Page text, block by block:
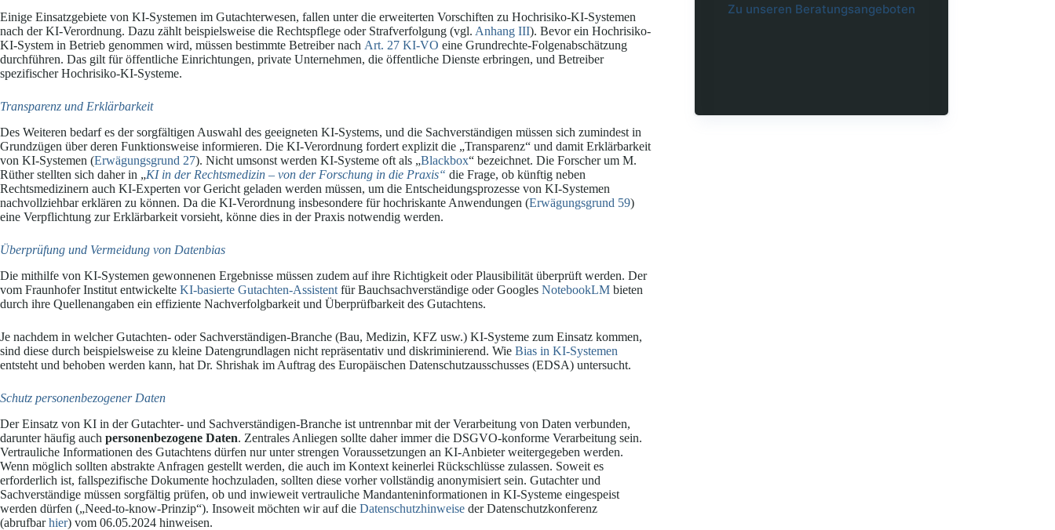
Einige Einsatzgebiete von KI-Systemen im Gutachterwesen, fallen unter die erweiterten Vorschiften zu Hochrisiko-KI-Systemen
nach der KI-Verordnung. Dazu zählt beispielsweise die Rechtspflege oder Strafverfolgung (vgl. Anhang III). Bevor ein Hochrisiko-
KI-System in Betrieb genommen wird, müssen bestimmte Betreiber nach Art. 27 KI-VO eine Grundrechte-Folgenabschätzung
durchführen. Das gilt für öffentliche Einrichtungen, private Unternehmen, die öffentliche Dienste erbringen, und Betreiber
spezifischer Hochrisiko-KI-Systeme.
Transparenz und Erklärbarkeit
Des Weiteren bedarf es der sorgfältigen Auswahl des geeigneten KI-Systems, und die Sachverständigen müssen sich zumindest in
Grundzügen über deren Funktionsweise informieren. Die KI-Verordnung fordert explizit die „Transparenz“ und damit Erklärbarkeit
von KI-Systemen (Erwägungsgrund 27). Nicht umsonst werden KI-Systeme oft als „Blackbox“ bezeichnet. Die Forscher um M.
Rüther stellten sich daher in „KI in der Rechtsmedizin – von der Forschung in die Praxis“ die Frage, ob künftig neben
Rechtsmedizinern auch KI-Experten vor Gericht geladen werden müssen, um die Entscheidungsprozesse von KI-Systemen
nachvollziehbar erklären zu können. Da die KI-Verordnung insbesondere für hochriskante Anwendungen (Erwägungsgrund 59)
eine Verpflichtung zur Erklärbarkeit vorsieht, könne dies in der Praxis notwendig werden.
Überprüfung und Vermeidung von Datenbias
Die mithilfe von KI-Systemen gewonnenen Ergebnisse müssen zudem auf ihre Richtigkeit oder Plausibilität überprüft werden. Der
vom Fraunhofer Institut entwickelte KI-basierte Gutachten-Assistent für Bauchsachverständige oder Googles NotebookLM bieten
durch ihre Quellenangaben ein effiziente Nachverfolgbarkeit und Überprüfbarkeit des Gutachtens.
Je nachdem in welcher Gutachten- oder Sachverständigen-Branche (Bau, Medizin, KFZ usw.) KI-Systeme zum Einsatz kommen,
sind diese durch beispielsweise zu kleine Datengrundlagen nicht repräsentativ und diskriminierend. Wie Bias in KI-Systemen
entsteht und behoben werden kann, hat Dr. Shrishak im Auftrag des Europäischen Datenschutzausschusses (EDSA) untersucht.
Schutz personenbezogener Daten
Der Einsatz von KI in der Gutachter- und Sachverständigen-Branche ist untrennbar mit der Verarbeitung von Daten verbunden,
darunter häufig auch personenbezogene Daten. Zentrales Anliegen sollte daher immer die DSGVO-konforme Verarbeitung sein.
Vertrauliche Informationen des Gutachtens dürfen nur unter strengen Voraussetzungen an KI-Anbieter weitergegeben werden.
Wenn möglich sollten abstrakte Anfragen gestellt werden, die auch im Kontext keinerlei Rückschlüsse zulassen. Soweit es
erforderlich ist, fallspezifische Dokumente hochzuladen, sollten diese vorher vollständig anonymisiert sein. Gutachter und
Sachverständige müssen sorgfältig prüfen, ob und inwieweit vertrauliche Mandanteninformationen in KI-Systeme eingespeist
werden dürfen („Need-to-know-Prinzip“). Insoweit möchten wir auf die Datenschutzhinweise der Datenschutzkonferenz
(abrufbarhier) vom 06.05.2024 hinweisen.
Zu unseren Beratungsangeboten